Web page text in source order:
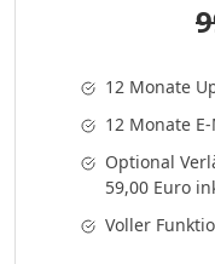
12 Monate
12 Monate
Optional
59,00 Euro
Voller